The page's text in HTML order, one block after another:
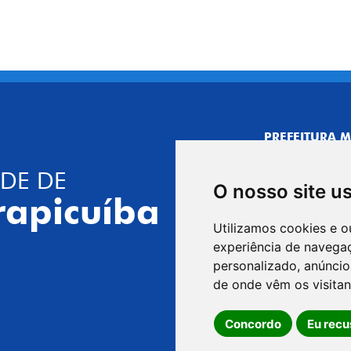
O nosso site
Utilizamos cookies e
experiência de
personalizado,
de onde vêm os
Concordo Eu
DE
PREFEITURA
CENTRO
R. Joaquim das
Telefone:
GABINETE DO
R. Joaquim das
CEP: 06310-